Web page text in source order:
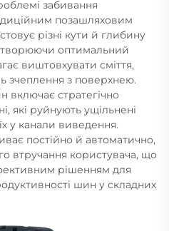
забивання
позашляховим
різні кути й глибину
оптимальний
виштовхувати сміття,
зчеплення з поверхнею.
включає стратегічно
які руйнують ущільнені
у канали виведення.
постійно й автоматично,
втручання користувача, що
рішенням для
шин у складних